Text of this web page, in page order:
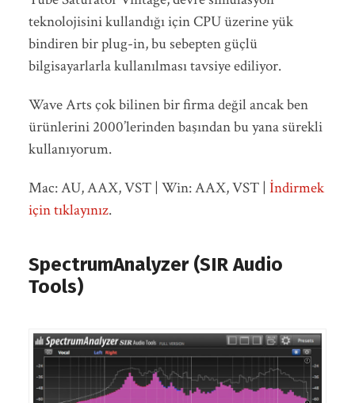
teknolojisini kullandığı için CPU üzerine yük
bindiren bir plug-in, bu sebepten güçlü
bilgisayarlarla kullanılması tavsiye ediliyor.
Wave Arts çok bilinen bir firma değil ancak ben
ürünlerini 2000’lerinden başından bu yana sürekli
kullanıyorum.
Mac: AU, AAX, VST | Win: AAX, VST | İndirmek
için tıklayınız.
SpectrumAnalyzer (SIR Audio
Tools)